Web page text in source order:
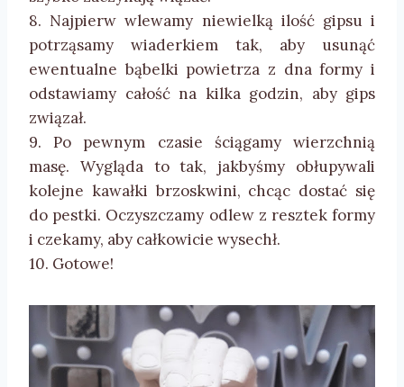
8. Najpierw wlewamy niewielką ilość gipsu i
potrząsamy wiaderkiem tak, aby usunąć
ewentualne bąbelki powietrza z dna formy i
odstawiamy całość na kilka godzin, aby gips
związał.
9. Po pewnym czasie ściągamy wierzchnią
masę. Wygląda to tak, jakbyśmy obłupywali
kolejne kawałki brzoskwini, chcąc dostać się
do pestki. Oczyszczamy odlew z resztek formy
i czekamy, aby całkowicie wysechł.
10. Gotowe!